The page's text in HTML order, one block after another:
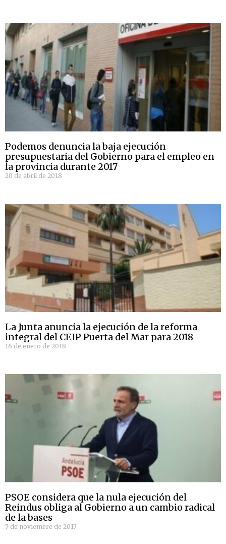
Podemos denuncia la baja ejecución
presupuestaria del Gobierno para el empleo en
la provincia durante 2017
20 de abril de 2018
La Junta anuncia la ejecución de la reforma
integral del CEIP Puerta del Mar para 2018
16 de enero de 2018
PSOE considera que la nula ejecución del
Reindus obliga al Gobierno a un cambio radical
de la bases
7 de noviembre de 2017